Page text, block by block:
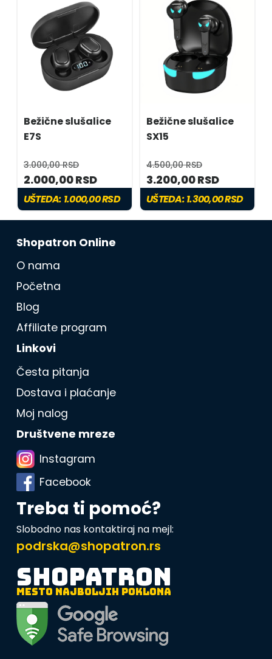
Bežične slušalice
E7S
3.000,00 RSD
2.000,00 RSD
UŠTEDA: 1.000,00 RSD
Bežične slušalice
SX15
4.500,00 RSD
3.200,00 RSD
UŠTEDA:1.300,00 RSD
Shopatron Online
O nama
Početna
Blog
Affiliate program
Linkovi
Česta pitanja
Dostava i plaćanje
Moj nalog
Društvene mreze
Instagram
Facebook
Treba ti pomoć?
Slobodno nas kontaktiraj na mejl:
podrska@shopatron.rs
SHOPATRON
MESTO NAJBOLJIH POKLONA